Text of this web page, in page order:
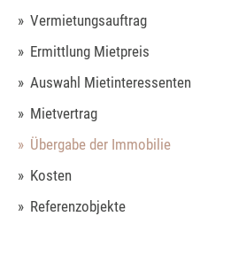
Vermietungsauftrag
Ermittlung Mietpreis
Auswahl Mietinteressenten
Mietvertrag
Übergabe der Immobilie
Kosten
Referenzobjekte